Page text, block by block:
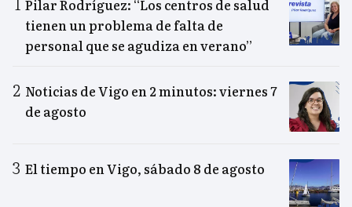
Pilar Rodríguez: “Los centros de salud
tienen un problema de falta de
personal que se agudiza en verano”
Noticias de Vigo en 2 minutos: viernes 7
de agosto
El tiempo en Vigo, sábado 8 de agosto